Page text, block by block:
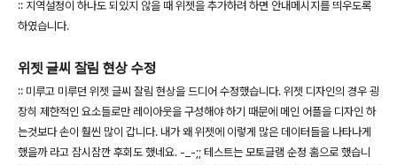
:: 지역설정이 하나도 되있지 않을 때 위젯을 추가하려 하면 안내메시지를 띄우도록
하였습니다.
위젯 글씨 잘림 현상 수정
:: 미루고 미루던 위젯 글씨 잘림 현상을 드디어 수정했습니다. 위젯 디자인의 경우 굉
장히 제한적인 요소들로만 레이아웃을 구성해야 하기 때문에 메인 어플을 디자인 하
는것보다 손이 훨씬 많이 갑니다. 내가 왜 위젯에 이렇게 많은 데이터들을 나타나게
했을까 라고 잠시잠깐 후회도 했네요. -_-;; 테스트는 모토글램 순정 홈으로 했습니